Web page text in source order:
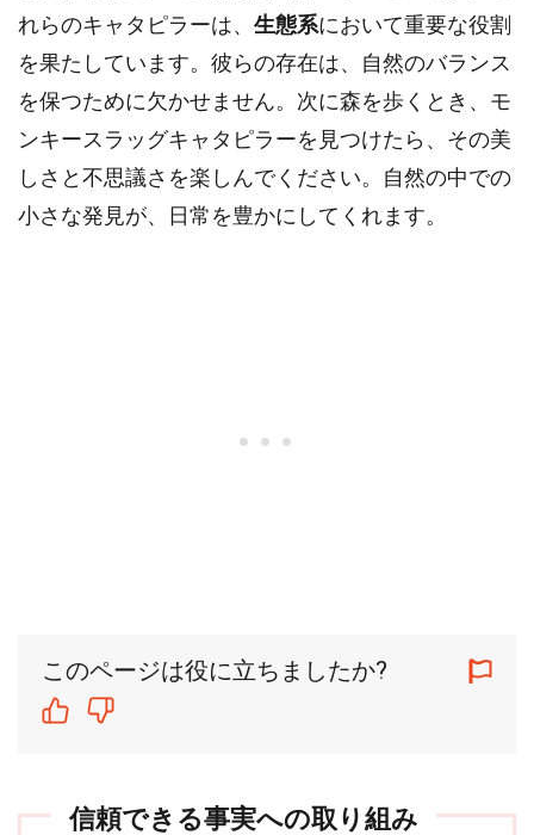
れらのキャタピラーは、 生態系において重要な役割
を果たしています。彼らの存在は、自然のバランス
を保つために欠かせません。次に森を歩くとき、モ
ンキースラッグキャタピラーを見つけたら、その美
しさと不思議さを楽しんでください。自然の中での
小さな発見が、日常を豊かにしてくれます。
このページは役に立ちましたか?
信頼できる事実への取り組み